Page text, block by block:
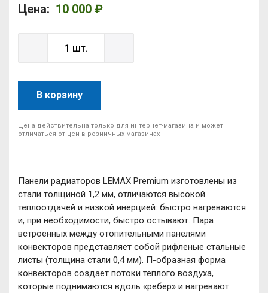
Цена: 10 000 ₽
В корзину
Цена действительна только для интернет-магазина и может
отличаться от цен в розничных магазинах
Панели радиаторов LEMAX Premium изготовлены из
стали толщиной 1,2 мм, отличаются высокой
теплоотдачей и низкой инерцией: быстро нагреваются
и, при необходимости, быстро остывают. Пара
встроенных между отопительными панелями
конвекторов представляет собой рифленые стальные
листы (толщина стали 0,4 мм). П-образная форма
конвекторов создает потоки теплого воздуха,
которые поднимаются вдоль «ребер» и нагревают